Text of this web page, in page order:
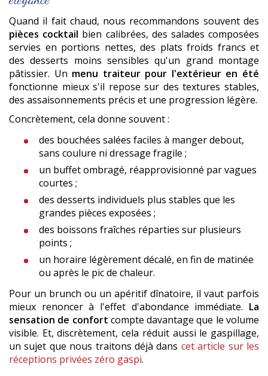
Quand il fait chaud, nous recommandons souvent des
pièces cocktail bien calibrées, des salades composées
servies en portions nettes, des plats froids francs et
des desserts moins sensibles qu'un grand montage
pâtissier. Un menu traiteur pour l'extérieur en été
fonctionne mieux s'il repose sur des textures stables,
des assaisonnements précis et une progression légère.
Concrètement, cela donne souvent :
des bouchées salées faciles à manger debout,
sans coulure ni dressage fragile ;
un buffet ombragé, réapprovisionné par vagues
courtes ;
des desserts individuels plus stables que les
grandes pièces exposées ;
des boissons fraîches réparties sur plusieurs
points ;
un horaire légèrement décalé, en fin de matinée
ou après le pic de chaleur.
Pour un brunch ou un apéritif dînatoire, il vaut parfois
mieux renoncer à l'effet d'abondance immédiate. La
sensation de confort compte davantage que le volume
visible. Et, discrètement, cela réduit aussi le gaspillage,
un sujet que nous traitons déjà dans cet article sur les
réceptions privées zéro gaspi.